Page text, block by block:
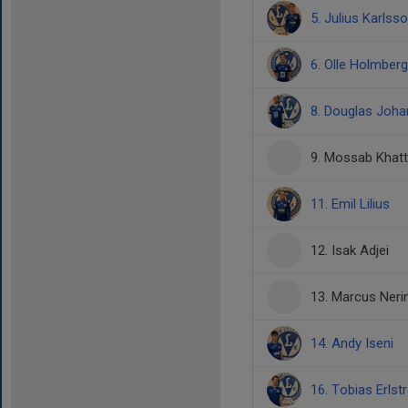
5. Julius
6. Olle Holmberg
8. Douglas
9. Mossab
11. Emil Lilius
12. Isak Adjei
13. Marcus
14. Andy Iseni
16. Tobias